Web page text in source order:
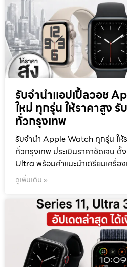
รับจำนำแอปเปิ้ลวอช
ใหม่ ทุกรุ่น ให้ราคาสูง
ทั่วกรุงเทพ
รับจำนำ Apple Watch ทุกรุ่น ให้
ทั่วกรุงเทพ ประเมินราคาชัดเจน ตั้
Ultra พร้อมคำแนะนำเตรียมเครื่อ
ดูเพิ่มเติม »